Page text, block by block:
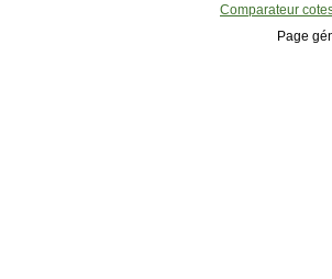
Comparateur
Page